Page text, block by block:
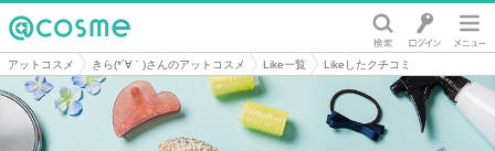
@cosme
アットコスメ きら(*´∀｀)さんのアットコスメ Like一覧 Likeしたクチコミ